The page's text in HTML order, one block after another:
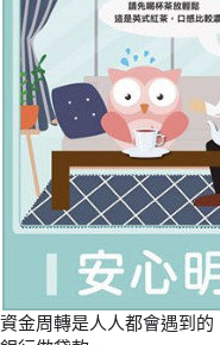
資金周轉是人人都會遇到的